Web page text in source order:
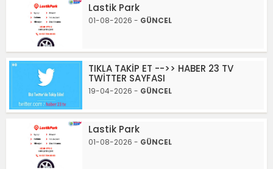
Lastik Park
01-08-2026 - GÜNCEL
TIKLA TAKİP ET -->> HABER 23 TV
TWİTTER SAYFASI
19-04-2026 - GÜNCEL
Lastik Park
01-08-2026 - GÜNCEL